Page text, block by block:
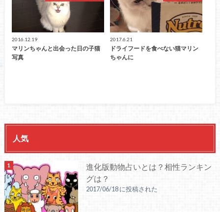
2016.12.19
マリンちゃんと出会った日の子猫
写真
2017.6.21
ドライフードを食べない猫マリン
ちゃんに
人気
進化版動物占いとは？相性ランキン
グは？
2017/06/18 に投稿された